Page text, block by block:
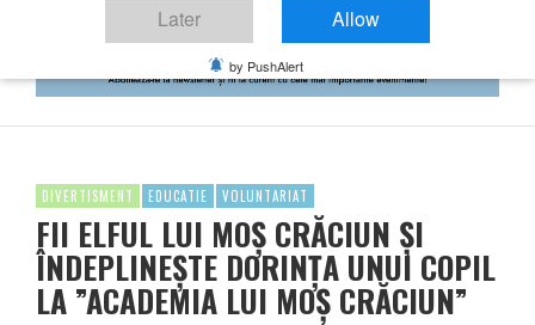
DIVERTISMENT EDUCATIE VOLUNTARIAT
FII ELFUL LUI MOȘ CRĂCIUN ȘI
ÎNDEPLINEȘTE DORINȚA UNUI COPIL
LA ”ACADEMIA LUI MOȘ CRĂCIUN”
Later Allow
by PushAlert